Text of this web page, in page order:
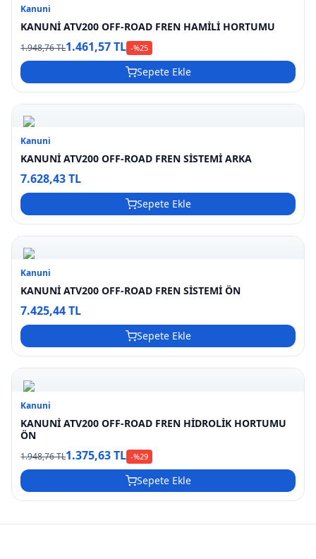
Kanuni
KANUNİ ATV200 OFF-ROAD FREN HAMİLİ HORTUMU
1.948,76 TL1.461,57 TL -%25
Sepete Ekle
Kanuni
KANUNİ ATV200 OFF-ROAD FREN SİSTEMİ ARKA
7.628,43 TL
Sepete Ekle
Kanuni
KANUNİ ATV200 OFF-ROAD FREN SİSTEMİ ÖN
7.425,44 TL
Sepete Ekle
Kanuni
KANUNİ ATV200 OFF-ROAD FREN HİDROLİK HORTUMU
ÖN
1.948,76 TL1.375,63 TL -%29
Sepete Ekle